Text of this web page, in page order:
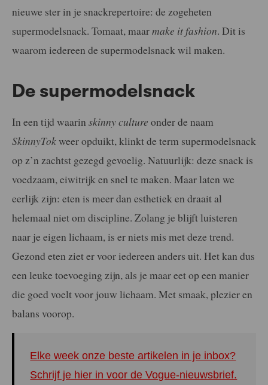
nieuwe ster in je snackrepertoire: de zogeheten
supermodelsnack. Tomaat, maarmake it fashion. Dit is
waarom iedereen de supermodelsnack wil maken.
De supermodelsnack
In een tijd waarin skinny culture onder de naam
SkinnyTokweer opduikt, klinkt de term supermodelsnack
op z’n zachtst gezegd gevoelig. Natuurlijk: deze snack is
voedzaam, eiwitrijk en snel te maken. Maar laten we
eerlijk zijn: eten is meer dan esthetiek en draait al
helemaal niet om discipline. Zolang je blijft luisteren
naar je eigen lichaam, is er niets mis met deze trend.
Gezond eten ziet er voor iedereen anders uit. Het kan dus
een leuke toevoeging zijn, als je maar eet op een manier
die goed voelt voor jouw lichaam. Met smaak, plezier en
balans voorop.
Elke week onze beste artikelen in je inbox?
Schrijf je hier in voor de Vogue-nieuwsbrief.